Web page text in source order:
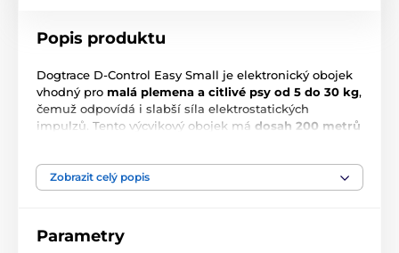
Popis produktu
Dogtrace D-Control Easy Small je elektronický obojek
vhodný pro malá plemena a citlivé psy od 5 do 30 kg,
čemuž odpovídá i slabší síla elektrostatických
impulzů. Tento výcvikový obojek má dosah 200 metrů
obojku je dodáván s plně
ponořitelným přijímačem
Je tak ideální volbou pro trénink ve vodě nebo
vody. Vysílačka má základní ochranu proti vodě.
Vysílačka má kompaktní tvar
Zobrazit celý popis
Parametry